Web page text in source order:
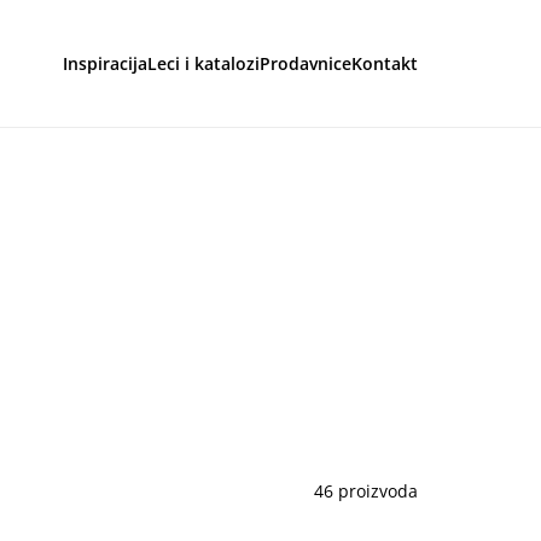
InspiracijaLeci i kataloziProdavniceKontakt
46 proizvoda